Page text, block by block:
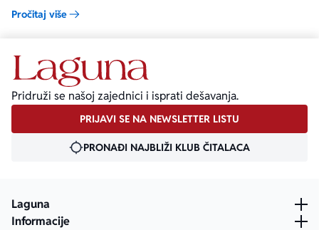
moći da se kupi na specijalnom popustu od 30%. Uz ovaj popust ne
Pročitaj više
Pridruži se našoj zajednici i isprati dešavanja.
PRIJAVI SE NA NEWSLETTER LISTU
PRONAĐI NAJBLIŽI KLUB ČITALACA
Laguna
Informacije